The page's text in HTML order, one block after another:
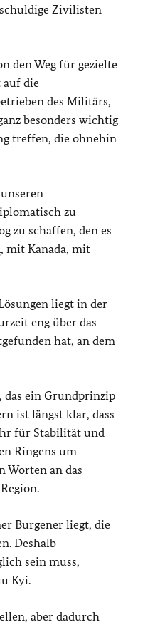
Zivilisten
den Weg für gezielte
auf die
des Militärs,
besonders wichtig
treffen, die ohnehin
zu
zu schaffen, den es
, mit Kanada, mit
liegt in der
eng über das
hat, an dem
das ein Grundprinzip
ist längst klar, dass
für Stabilität und
Ringens um
Worten an das
Burgener liegt, die
Deshalb
sein muss,
Kyi.
aber dadurch